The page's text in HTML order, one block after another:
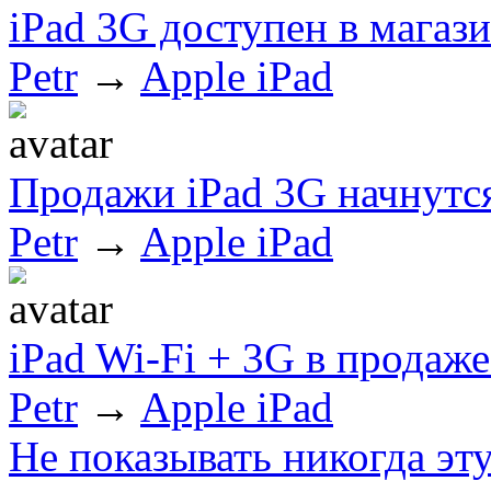
iPad 3G доступен в
Petr → Apple iPad
Продажи iPad 3G
Petr → Apple iPad
iPad Wi-Fi + 3G в
Petr → Apple iPad
Не показывать никогда